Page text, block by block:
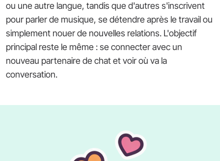
ou une autre langue, tandis que d'autres s'inscrivent
pour parler de musique, se détendre après le travail ou
simplement nouer de nouvelles relations. L'objectif
principal reste le même : se connecter avec un
nouveau partenaire de chat et voir où va la
conversation.